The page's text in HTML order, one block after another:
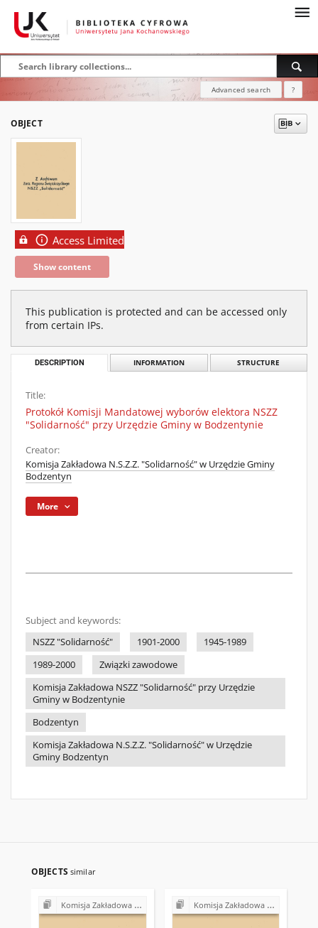
Advanced search ?
OBJECT
Access Limited
Show content
This publication is protected and can be accessed only
from certain IPs.
DESCRIPTION INFORMATION STRUCTURE
Title:
Protokół Komisji Mandatowej wyborów elektora NSZZ
"Solidarność" przy Urzędzie Gminy w Bodzentynie
Creator:
Komisja Zakładowa N.S.Z.Z. "Solidarność" w Urzędzie Gminy
Bodzentyn
More
Subject and keywords:
NSZZ "Solidarność"
1901-2000
1945-1989
1989-2000
Związki zawodowe
Komisja Zakładowa NSZZ "Solidarność" przy Urzędzie
Gminy w Bodzentynie
Bodzentyn
Komisja Zakładowa N.S.Z.Z. "Solidarność" w Urzędzie
Gminy Bodzentyn
OBJECTS similar
Komisja Zakładowa NSZZ "Solidarność" przy Urzędzie Gminy w Bodzentynie Komisja Zakładowa NSZZ "Solidarność" przy Urzędzie Gminy w Bodzentynie